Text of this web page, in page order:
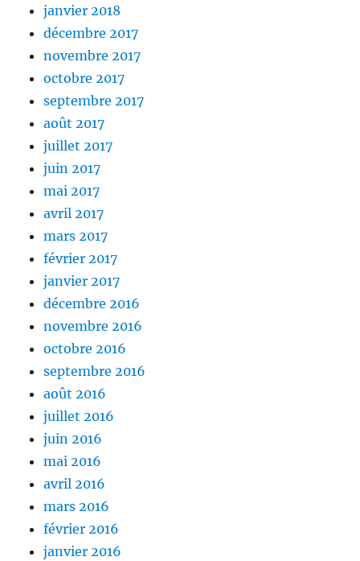
janvier 2018
décembre 2017
novembre 2017
octobre 2017
septembre 2017
août 2017
juillet 2017
juin 2017
mai 2017
avril 2017
mars 2017
février 2017
janvier 2017
décembre 2016
novembre 2016
octobre 2016
septembre 2016
août 2016
juillet 2016
juin 2016
mai 2016
avril 2016
mars 2016
février 2016
janvier 2016